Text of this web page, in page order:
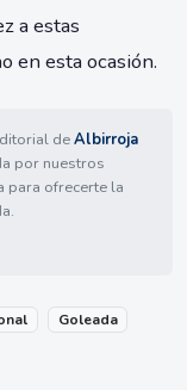
a estas
en esta ocasión.
deAlbirroja
por nuestros
para ofrecerte la
Goleada